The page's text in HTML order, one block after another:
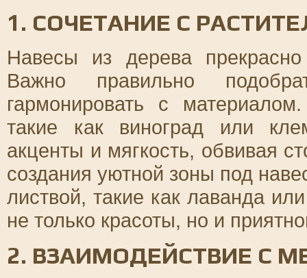
1. СОЧЕТАНИЕ С
Навесы из дерева
Важно правильно
гармонировать с
такие как виноград или
акценты и мягкость, обвивая
создания уютной зоны под
листвой, такие как лаванда
не только красоты, но и
2. ВЗАИМОДЕЙСТВИЕ С